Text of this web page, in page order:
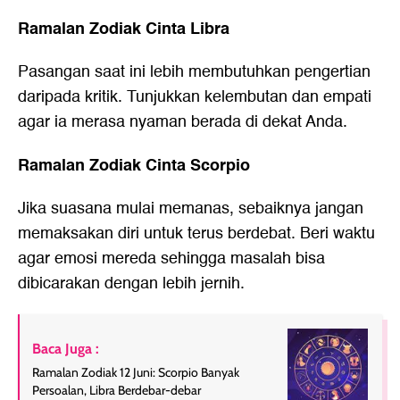
Ramalan Zodiak Cinta Libra
Pasangan saat ini lebih membutuhkan pengertian
daripada kritik. Tunjukkan kelembutan dan empati
agar ia merasa nyaman berada di dekat Anda.
Ramalan Zodiak Cinta Scorpio
Jika suasana mulai memanas, sebaiknya jangan
memaksakan diri untuk terus berdebat. Beri waktu
agar emosi mereda sehingga masalah bisa
dibicarakan dengan lebih jernih.
Baca Juga :
Ramalan Zodiak 12 Juni: Scorpio Banyak
Persoalan, Libra Berdebar-debar